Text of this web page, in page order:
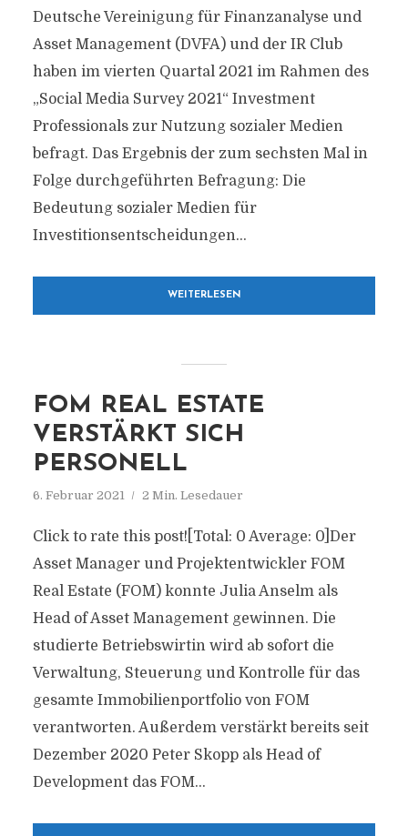
Deutsche Vereinigung für Finanzanalyse und
Asset Management (DVFA) und der IR Club
haben im vierten Quartal 2021 im Rahmen des
„Social Media Survey 2021“ Investment
Professionals zur Nutzung sozialer Medien
befragt. Das Ergebnis der zum sechsten Mal in
Folge durchgeführten Befragung: Die
Bedeutung sozialer Medien für
Investitionsentscheidungen...
WEITERLESEN
FOM REAL ESTATE
VERSTÄRKT SICH
PERSONELL
6. Februar 2021 2 Min. Lesedauer
Click to rate this post![Total: 0 Average: 0]Der
Asset Manager und Projektentwickler FOM
Real Estate (FOM) konnte Julia Anselm als
Head of Asset Management gewinnen. Die
studierte Betriebswirtin wird ab sofort die
Verwaltung, Steuerung und Kontrolle für das
gesamte Immobilienportfolio von FOM
verantworten. Außerdem verstärkt bereits seit
Dezember 2020 Peter Skopp als Head of
Development das FOM...